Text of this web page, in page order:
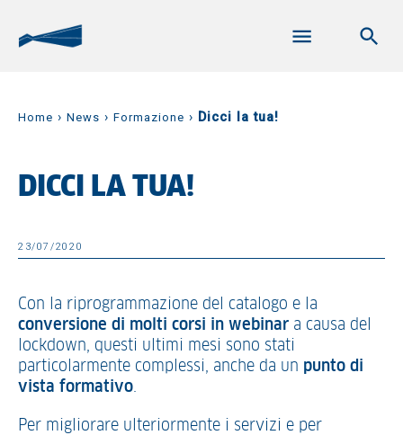
Home › News › Formazione › Dicci la tua!
DICCI LA TUA!
23/07/2020
Con la riprogrammazione del catalogo e la
conversione di molti corsi in webinar a causa del
lockdown, questi ultimi mesi sono stati
particolarmente complessi, anche da un punto di
vista formativo.
Per migliorare ulteriormente i servizi e per